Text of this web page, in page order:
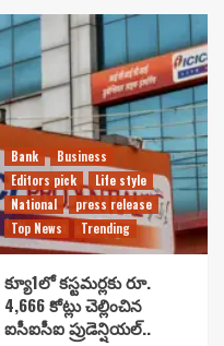
Bank
Business
Editors pick
Life style
National
press release
Top News
Trending
క్యూ1లో కస్టమర్లకు రూ.
4,666 కోట్లు చెల్లించిన
ఐసీఐసీఐ ప్రుడెన్షియల్..